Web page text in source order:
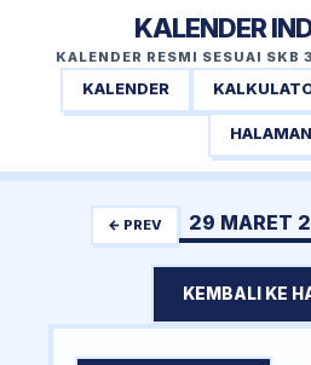
KALENDER
KALENDER RESMI SESUAI SKB
KALENDER
HALAMAN
← PREV 29 MARET
KEMBALI KE